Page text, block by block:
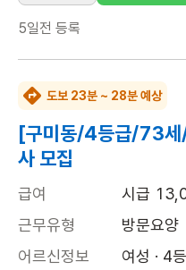
5일전 등록
도보 23분 ~ 28분 예상
[구미동/4등급/73세
사 모집
급여
시급
근무유형
방문요양
어르신정보
여성 · 4